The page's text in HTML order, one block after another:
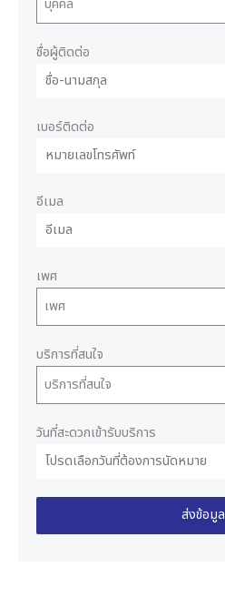
บุคคล
ชื่อผู้ติดต่อ
เบอร์ติดต่อ
อีเมล
เพศ
เพศ
บริการที่สนใจ
บริการที่สนใจ
วันที่สะดวกเข้ารับบริการ
ส่งข้อมูล